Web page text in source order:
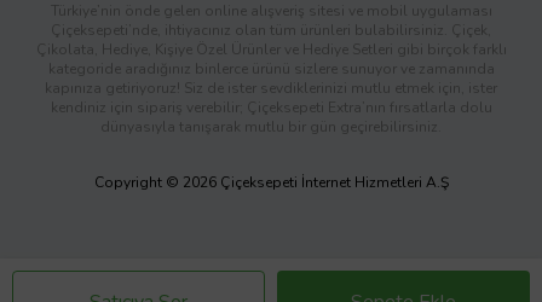
Türkiye’nin önde gelen online alışveriş sitesi ve mobil uygulaması
Çiçeksepeti’nde, ihtiyacınız olan tüm ürünleri bulabilirsiniz. Çiçek,
Çikolata, Hediye, Kişiye Özel Ürünler ve Hediye Setleri gibi birçok farklı
kategoride aradığınız binlerce ürünü sizlere sunuyor ve zamanında
kapınıza getiriyoruz! Siz de ister sevdiklerinizi mutlu etmek için, ister
kendiniz için sipariş verebilir; Çiçeksepeti Extra’nın fırsatlarla dolu
dünyasıyla tanışarak mutlu bir gün geçirebilirsiniz.
Copyright © 2026 Çiçeksepeti İnternet Hizmetleri A.Ş